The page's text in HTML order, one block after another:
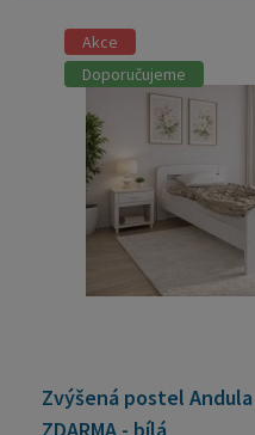
Akce
Doporučujeme
Zvýšená postel